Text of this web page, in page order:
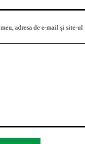
adresa de e-mail și site-